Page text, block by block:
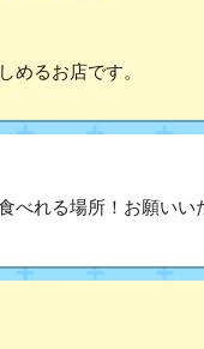
めるお店です。
べれる場所！お願いい